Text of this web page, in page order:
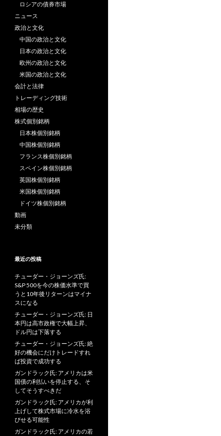
ロシアの債券市場
ニュース
政治と文化
中国の政治と文化
日本の政治と文化
欧州の政治と文化
米国の政治と文化
会計と法律
トレーディング技術
相場の歴史
株式個別銘柄
日本株個別銘柄
中国株個別銘柄
フランス株個別銘柄
スペイン株個別銘柄
英国株個別銘柄
米国株個別銘柄
ドイツ株個別銘柄
動画
未分類
最近の投稿
チューダー・ジョーンズ氏:
S&P 500を今の株価水準で買
うと10年後リターンはマイナ
スになる
チューダー・ジョーンズ氏: 日
本円は高市政権で大幅上昇、
ドル円は下落する
チューダー・ジョーンズ氏: 絶
好の機会にだけトレードすれ
ば投資で成功する
ガンドラック氏: アメリカは米
国債の利払いを停止する、そ
してそうすべきだ
ガンドラック氏: アメリカが利
上げして株式市場に冷水を浴
びせる可能性
ガンドラック氏: アメリカの若